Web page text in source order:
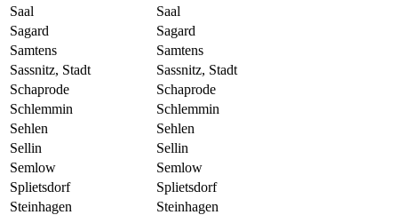
Saal
Saal
Sagard
Sagard
Samtens
Samtens
Sassnitz, Stadt
Sassnitz, Stadt
Schaprode
Schaprode
Schlemmin
Schlemmin
Sehlen
Sehlen
Sellin
Sellin
Semlow
Semlow
Splietsdorf
Splietsdorf
Steinhagen
Steinhagen